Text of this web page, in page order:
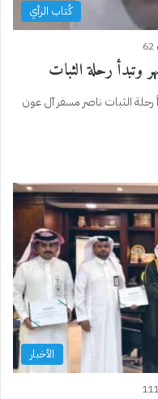
كُتاب الرأي
62
رحلة الثبات
الثبات ناصر مسفر آل عون
الأخبار
111